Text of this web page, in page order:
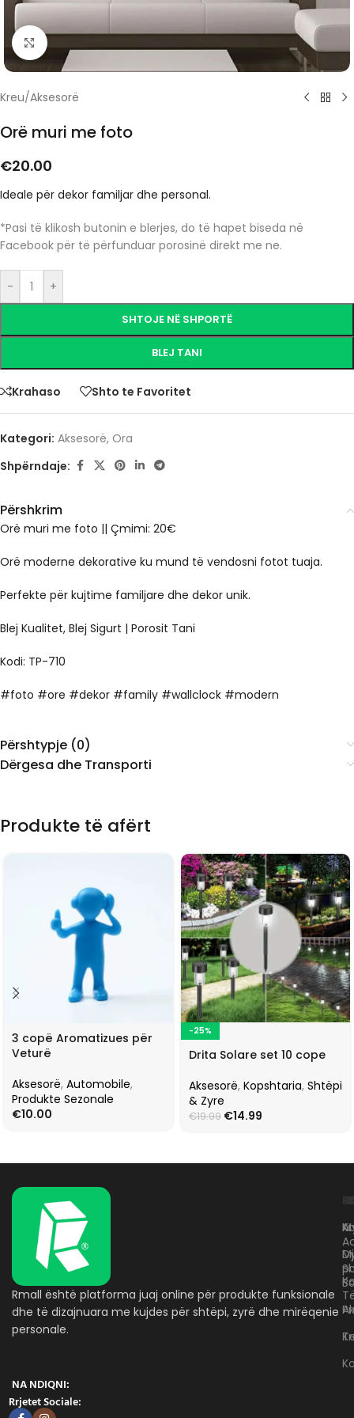
Click to enlarge
Kreu/Aksesorë
Orë muri me foto
€20.00
Ideale për dekor familjar dhe personal.
*Pasi të klikosh butonin e blerjes, do të hapet biseda në
Facebook për të përfunduar porosinë direkt me ne.
- +
SHTOJE NË SHPORTË
BLEJ TANI
Krahaso Shto te Favoritet
Kategori: Aksesorë, Ora
Shpërndaje:
Përshkrim
Orë muri me foto || Çmimi: 20€
Orë moderne dekorative ku mund të vendosni fotot tuaja.
Perfekte për kujtime familjare dhe dekor unik.
Blej Kualitet, Blej Sigurt | Porosit Tani
Kodi: TP-710
#foto #ore #dekor #family #wallclock #modern
Përshtypje (0)
Dërgesa dhe Transporti
Produkte të afërt
3 copë Aromatizues për
Veturë
Aksesorë, Automobile,
Produkte Sezonale
€10.00
-25%
Drita Solare set 10 cope
Aksesorë, Kopshtaria, Shtëpi
& Zyre
€19.99 €14.99
Rmall është platforma juaj online për produkte funksionale
dhe të dizajnuara me kujdes për shtëpi, zyrë dhe mirëqenie
personale.
NA NDIQNI:
Rrjetet Sociale: